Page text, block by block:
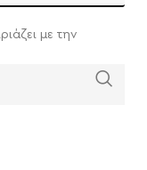
με την